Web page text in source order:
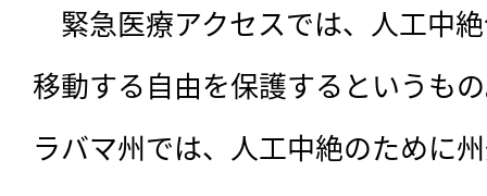
緊急医療アクセスでは、人工中
移動する自由を保護するというも
ラバマ州では、人工中絶のために